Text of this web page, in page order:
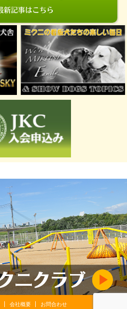
会社概要 お問合わせ